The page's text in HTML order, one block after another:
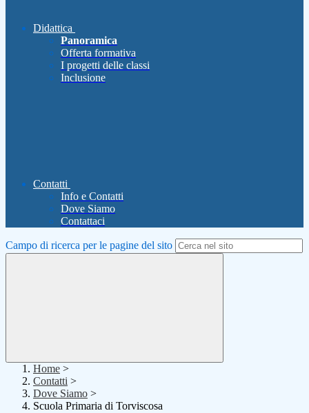
Didattica
Panoramica
Offerta formativa
I progetti delle classi
Inclusione
Contatti
Info e Contatti
Dove Siamo
Contattaci
Campo di ricerca per le pagine del sito
Home >
Contatti >
Dove Siamo >
Scuola Primaria di Torviscosa